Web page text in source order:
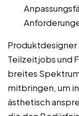
Produktdesigner
Teilzeitjobs und
breites
mitbringen, um
ästhetisch